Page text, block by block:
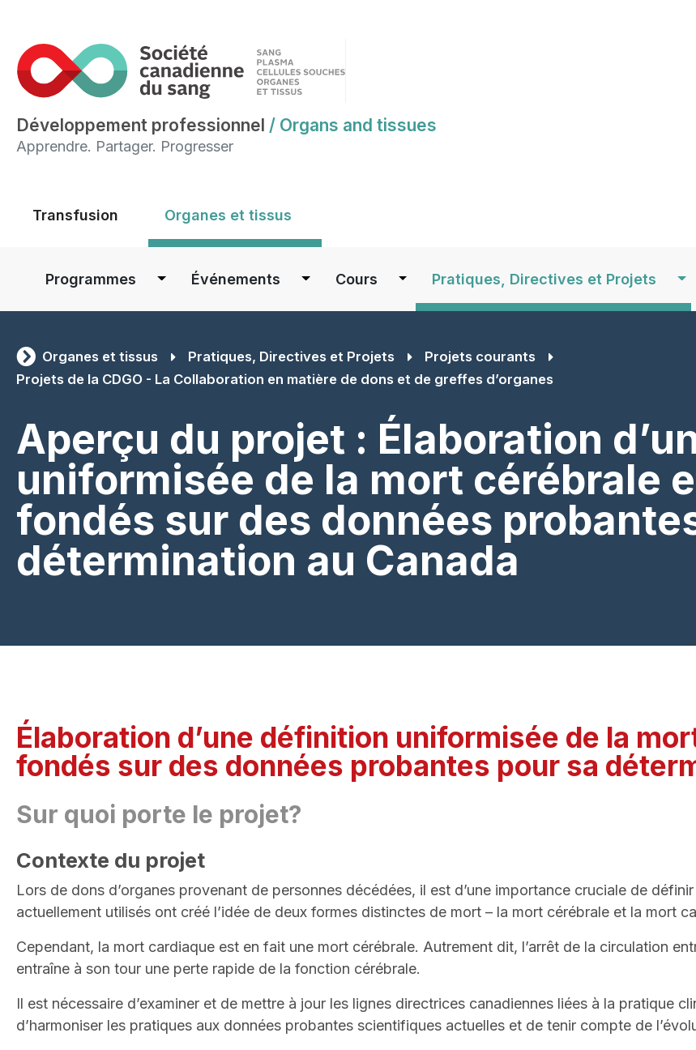
Développement professionnel / Organs and tissues
Apprendre. Partager. Progresser
Transfusion Organes et tissus
Programmes Événements Cours Pratiques, Directives et Projets
Organes et tissus Pratiques, Directives et Projets
Projets courants
Projets de la CDGO - La Collaboration en matière de dons et de greffes d’organes
Aperçu du projet : Élaboration
uniformisée de la mort cérébrale
fondés sur des données
détermination au Canada
Élaboration d’une définition uniformisée de la
fondés sur des données probantes pour sa
Sur quoi porte le projet?
Contexte du projet
Lors de dons d’organes provenant de personnes décédées, il est d’une importance cruciale de
actuellement utilisés ont créé l’idée de deux formes distinctes de mort – la mort cérébrale et la mort
Cependant, la mort cardiaque est en fait une mort cérébrale. Autrement dit, l’arrêt de la circulation
entraîne à son tour une perte rapide de la fonction cérébrale.
Il est nécessaire d’examiner et de mettre à jour les lignes directrices canadiennes liées à la pratique
d’harmoniser les pratiques aux données probantes scientifiques actuelles et de tenir compte de